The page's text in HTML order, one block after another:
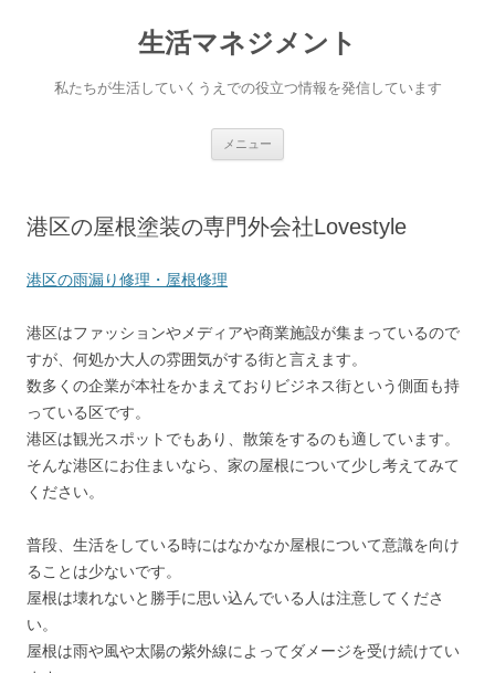
生活マネジメント
私たちが生活していくうえでの役立つ情報を発信しています
メニュー
港区の屋根塗装の専門外会社Lovestyle
港区の雨漏り修理・屋根修理
港区はファッションやメディアや商業施設が集まっているので
すが、何処か大人の雰囲気がする街と言えます。
数多くの企業が本社をかまえておりビジネス街という側面も持
っている区です。
港区は観光スポットでもあり、散策をするのも適しています。
そんな港区にお住まいなら、家の屋根について少し考えてみて
ください。
普段、生活をしている時にはなかなか屋根について意識を向け
ることは少ないです。
屋根は壊れないと勝手に思い込んでいる人は注意してくださ
い。
屋根は雨や風や太陽の紫外線によってダメージを受け続けてい